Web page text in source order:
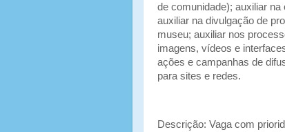
de comunidade); auxiliar
auxiliar na divulgação de
museu; auxiliar nos
imagens, vídeos e
ações e campanhas de
para sites e redes.
Descrição: Vaga com